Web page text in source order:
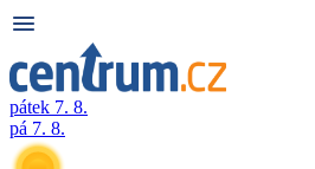
pátek 7. 8.
pá 7. 8.